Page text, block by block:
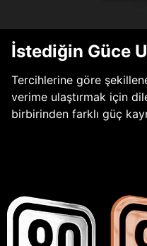
İstediğin Güce
Tercihlerine göre
verime ulaştırmak için
birbirinden farklı güç